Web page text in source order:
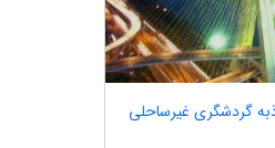
گردشگری غیرساحلی